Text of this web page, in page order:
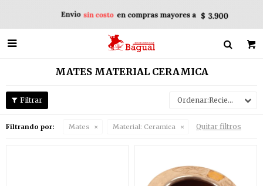

MATES MATERIAL CERAMICA
Recientes
Filtrando por: Mates Material: Ceramica Quitar filtros